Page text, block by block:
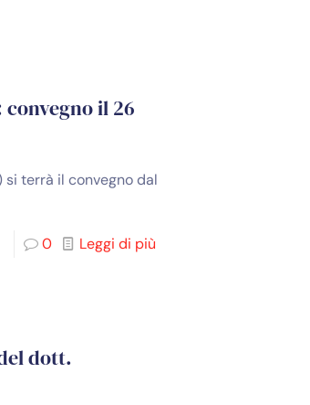
il 26
si terrà il convegno dal
0 Leggi di più
dott.